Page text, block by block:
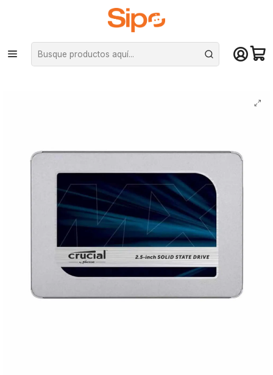
¡Compra hasta mediodía y recibe hoy! De lunes a sábado en el gran
Santiago. Envío gratis desde $29.990
Componentes PC Unidad de Estado Sólido (SSD)
Unidad SSD 1TB Crucial MX500 2.5", SATA 6.0Gb/s, Lectura 560 MB/s,
Escritura 510